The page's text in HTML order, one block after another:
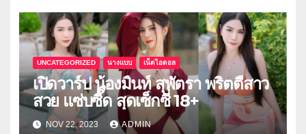
UNCATEGORIZED นางแบบ เน็ตไอดอล
เปิดวาร์ป น้องมิ้นท์ สุพัตรา พริตตี้สาว
สวย แซ่บซี๊ด สุดเซ็กซี่ 18+
NOV 22, 2023 ADMIN